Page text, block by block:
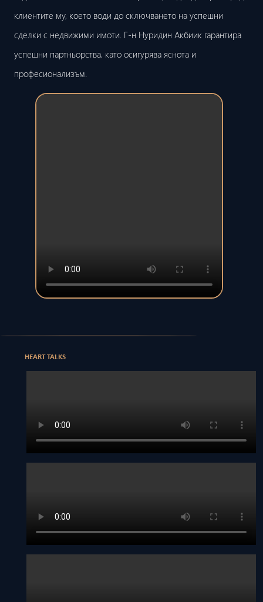
клиентите му, което води до сключването на успешни
сделки с недвижими имоти. Г-н Нуридин Акбиик гарантира
успешни партньорства, като осигурява яснота и
професионализъм.
HEART TALKS